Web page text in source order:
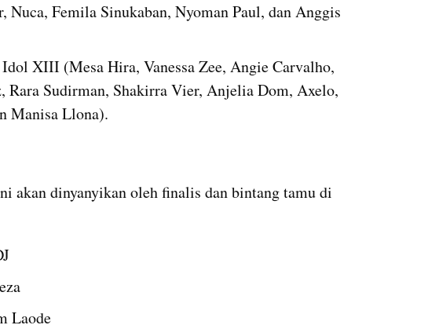
Nuca, Femila Sinukaban, Nyoman Paul, dan Anggis
XIII (Mesa Hira, Vanessa Zee, Angie Carvalho,
Rara Sudirman, Shakirra Vier, Anjelia Dom, Axelo,
Manisa Llona).
akan dinyanyikan oleh finalis dan bintang tamu di
Laode